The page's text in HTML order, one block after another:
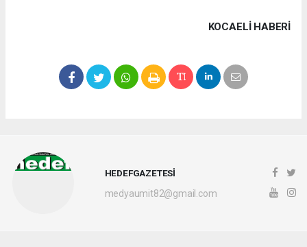
KOCAELI HABERİ
HEDEFGAZETESİ
medyaumit82@gmail.com